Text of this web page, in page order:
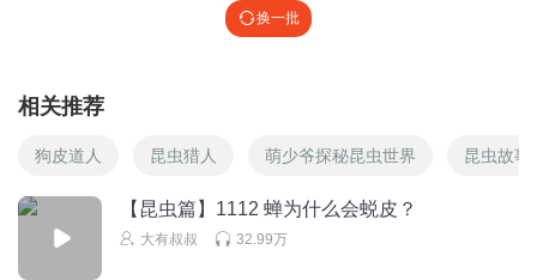
换一批
相关推荐
狗皮道人 昆虫猎人 萌少爷探秘昆虫世界 昆虫故事
【昆虫篇】1112 蝉为什么会蜕皮？
大有叔叔 32.99万